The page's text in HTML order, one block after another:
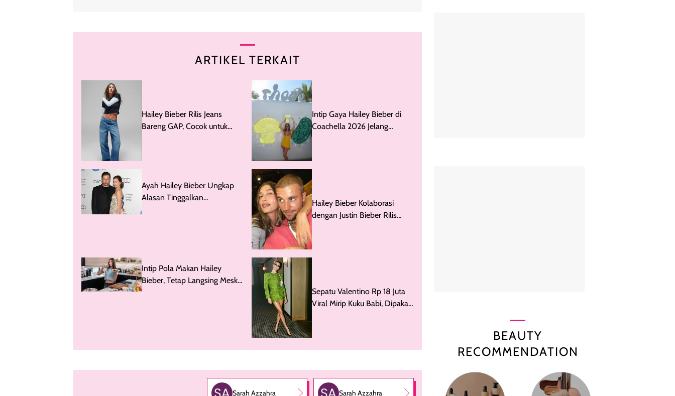
ARTIKEL TERKAIT
Hailey Bieber Rilis Jeans
Bareng GAP, Cocok untuk
Intip Gaya Hailey Bieber di
Coachella 2026 Jelang
Ayah Hailey Bieber Ungkap
Alasan Tinggalkan
Hailey Bieber Kolaborasi
dengan Justin Bieber Rilis
Intip Pola Makan Hailey
Bieber, Tetap Langsing Meski
Sepatu Valentino Rp 18 Juta
Viral Mirip Kuku Babi, Dipakai
Sarah Azzahra Sarah Azzahra
BEAUTY
RECOMMENDATION